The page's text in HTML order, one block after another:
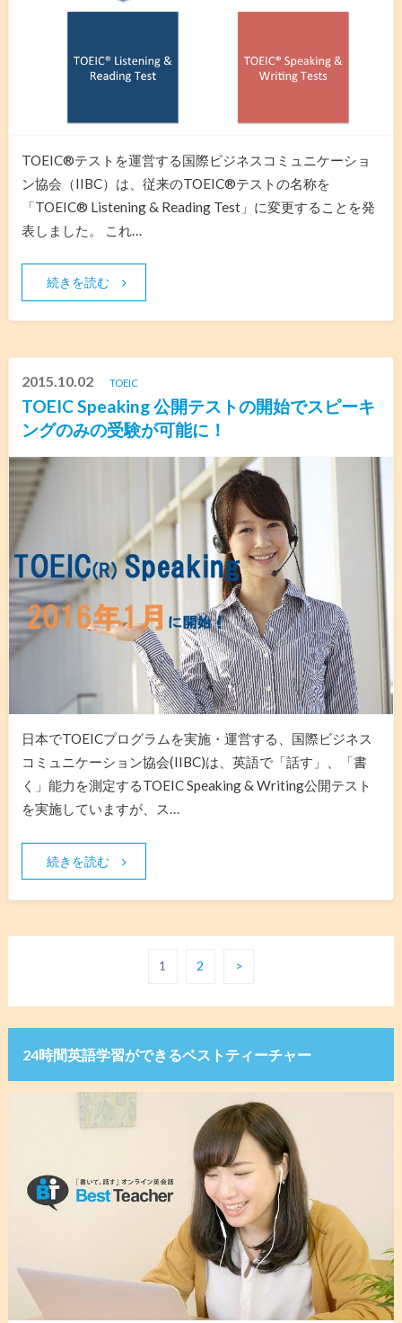
TOEIC®テストを運営する国際ビジネスコミュニケーショ
ン協会（IIBC）は、従来のTOEIC®テストの名称を
「TOEIC® Listening & Reading Test」に変更することを発
表しました。 これ…
続きを読む
2015.10.02 TOEIC
TOEIC Speaking 公開テストの開始でスピーキ
ングのみの受験が可能に！
日本でTOEICプログラムを実施・運営する、国際ビジネス
コミュニケーション協会(IIBC)は、英語で「話す」、「書
く」能力を測定するTOEIC Speaking & Writing公開テスト
を実施していますが、ス…
続きを読む
1 2 >
24時間英語学習ができるベストティーチャー